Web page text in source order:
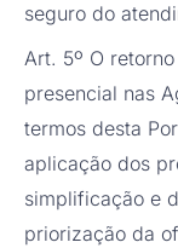
seguro do
Art. 5º O
presencial nas
termos desta
aplicação dos
simplificação e
priorização da